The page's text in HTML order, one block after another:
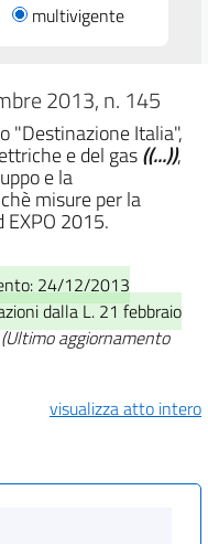
multivigente
2013, n. 145
"Destinazione Italia",
e del gas((...)),
e la
misure per la
EXPO 2015.
24/12/2013
dalla L. 21 febbraio
(Ultimo aggiornamento
visualizza atto intero